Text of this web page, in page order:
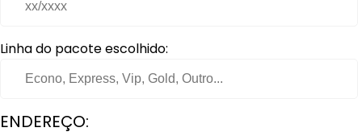
Linha do pacote escolhido:
ENDEREÇO: